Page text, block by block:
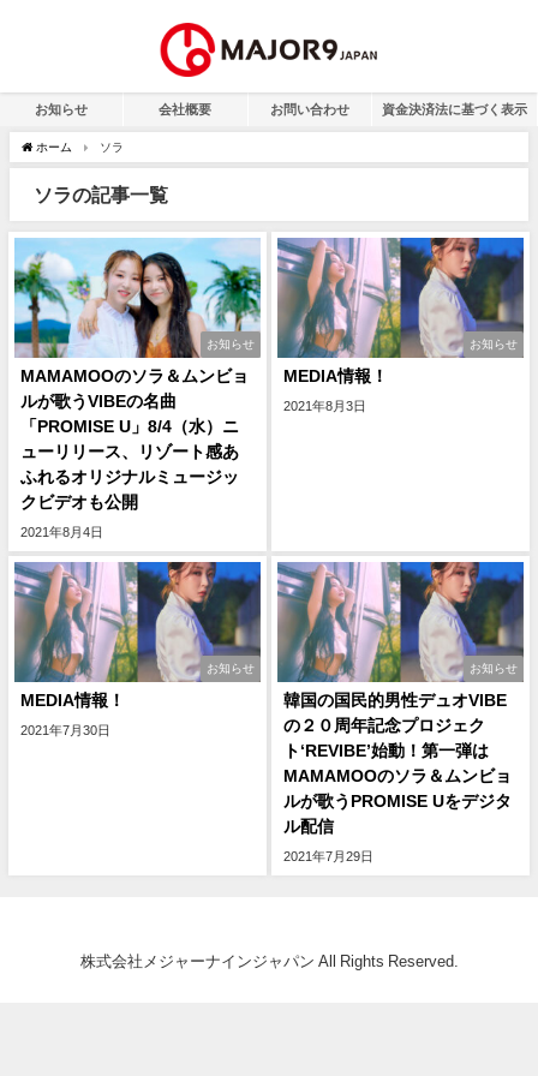
お知らせ 会社概要 お問い合わせ 資金決済法に基づく表示
ホーム ソラ
ソラの記事一覧
お知らせ
MAMAMOOのソラ＆ムンビョ
ルが歌うVIBEの名曲
「PROMISE U」8/4（水）ニ
ューリリース、リゾート感あ
ふれるオリジナルミュージッ
クビデオも公開
2021年8月4日
お知らせ
MEDIA情報！
2021年8月3日
お知らせ
MEDIA情報！
2021年7月30日
お知らせ
韓国の国民的男性デュオVIBE
の２０周年記念プロジェク
ト‘REVIBE’始動！第一弾は
MAMAMOOのソラ＆ムンビョ
ルが歌うPROMISE Uをデジタ
ル配信
2021年7月29日
株式会社メジャーナインジャパン All Rights Reserved.